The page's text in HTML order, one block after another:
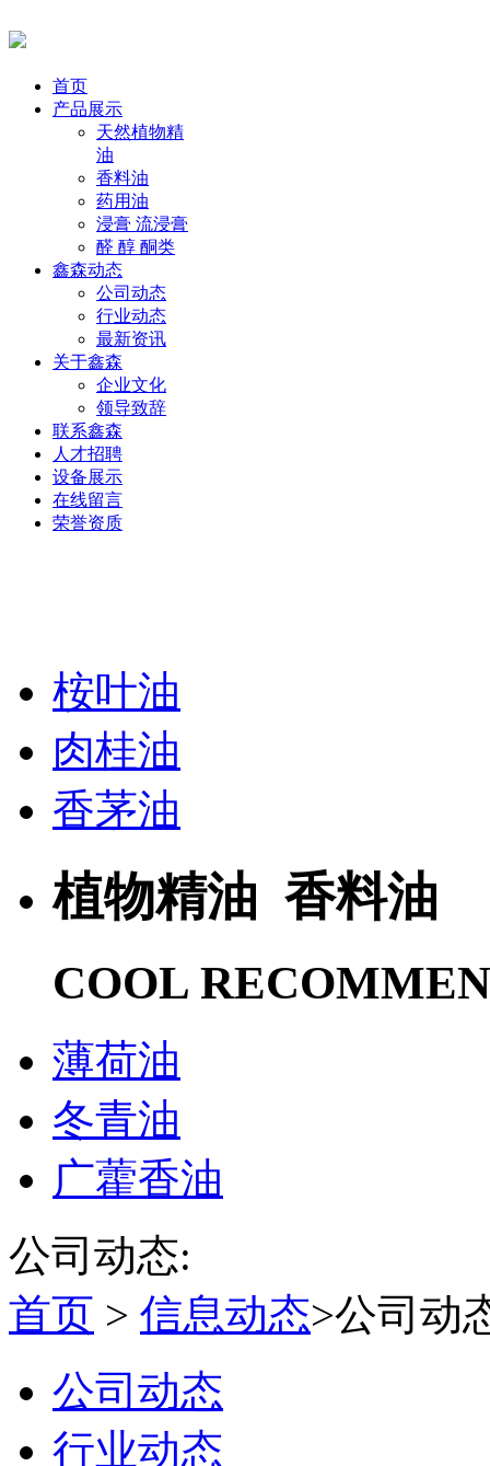
首页
产品展示
天然植物精
油
香料油
药用油
浸膏 流浸膏
醛 醇 酮类
鑫森动态
公司动态
行业动态
最新资讯
关于鑫森
企业文化
领导致辞
联系鑫森
人才招聘
设备展示
在线留言
荣誉资质
桉叶油
肉桂油
香茅油
植物精油 香料油
COOL
薄荷油
冬青油
广藿香油
公司动态:
首页 > 信息动态>公司动
公司动态
行业动态